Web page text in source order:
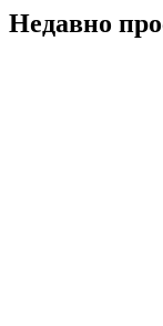
Недавно